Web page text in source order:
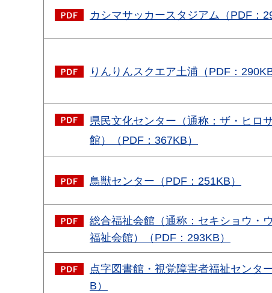
カシマサッカースタジアム（PDF：
りんりんスクエア土浦（PDF：290KB
県民文化センター（通称：ザ・ヒロ
館）（PDF：367KB）
鳥獣センター（PDF：251KB）
総合福祉会館（通称：セキショウ・
福祉会館）（PDF：293KB）
点字図書館・視覚障害者福祉センタ
B）